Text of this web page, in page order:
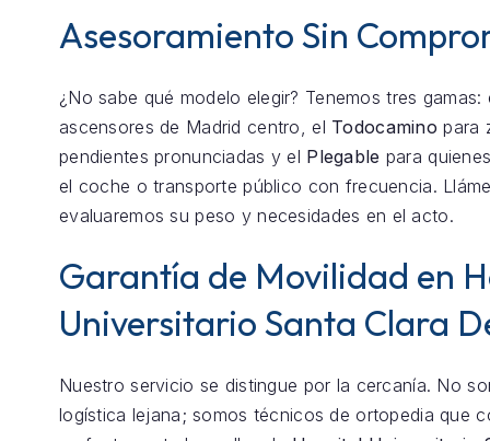
Asesoramiento Sin
¿No sabe qué modelo elegir? Tenemos tres
ascensores de Madrid centro, el Todocamino para
pendientes pronunciadas y el Plegable para
el coche o transporte público con frecuencia.
evaluaremos su peso y necesidades en el acto.
Garantía de Movilidad en
Universitario Santa Clara
Nuestro servicio se distingue por la cercanía. No
logística lejana; somos técnicos de ortopedia que